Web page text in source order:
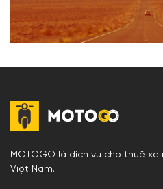
MOTOGO là dịch vụ cho thuê
Việt Nam.